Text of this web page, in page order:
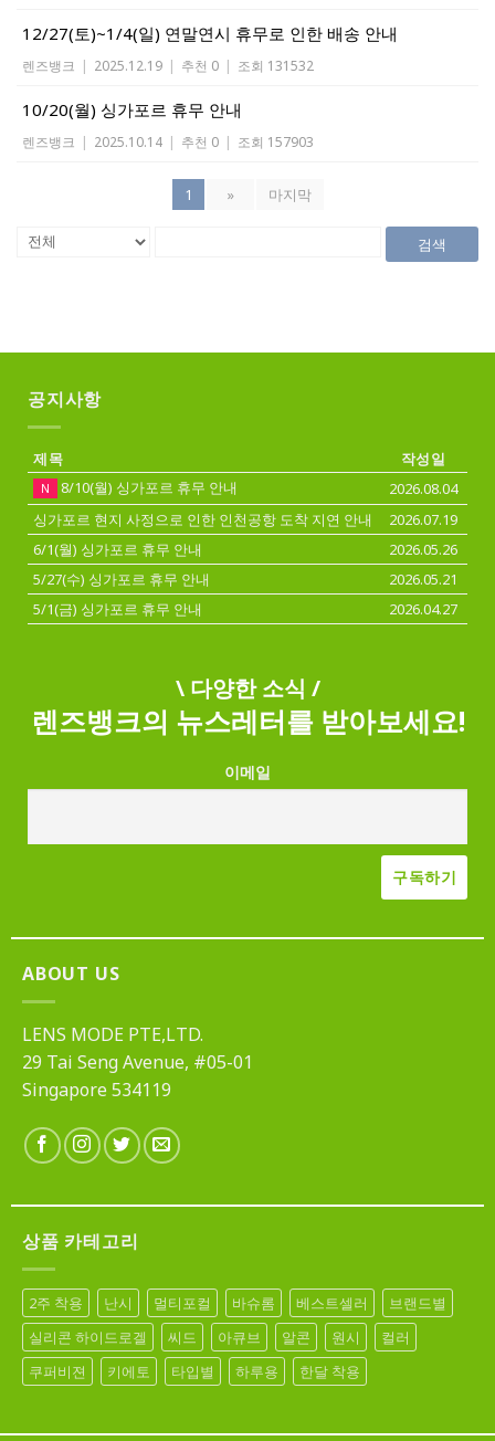
12/27(토)~1/4(일) 연말연시 휴무로 인한 배송 안내
렌즈뱅크 | 2025.12.19 | 추천 0 | 조회 131532
10/20(월) 싱가포르 휴무 안내
렌즈뱅크 | 2025.10.14 | 추천 0 | 조회 157903
1 » 마지막
검색
공지사항
제목 작성일
N 8/10(월) 싱가포르 휴무 안내
2026.08.04
싱가포르 현지 사정으로 인한 인천공항 도착 지연 안내
2026.07.19
6/1(월) 싱가포르 휴무 안내
2026.05.26
5/27(수) 싱가포르 휴무 안내
2026.05.21
5/1(금) 싱가포르 휴무 안내
2026.04.27
\ 다양한 소식 /
렌즈뱅크의 뉴스레터를 받아보세요!
이메일
ABOUT US
LENS MODE PTE,LTD.
29 Tai Seng Avenue, #05-01
Singapore 534119
상품 카테고리
2주 착용 난시 멀티포컬 바슈롬 베스트셀러
브랜드별
실리콘 하이드로겔
씨드 아큐브 알콘 원시
컬러
쿠퍼비젼
키에토 타입별 하루용 한달 착용